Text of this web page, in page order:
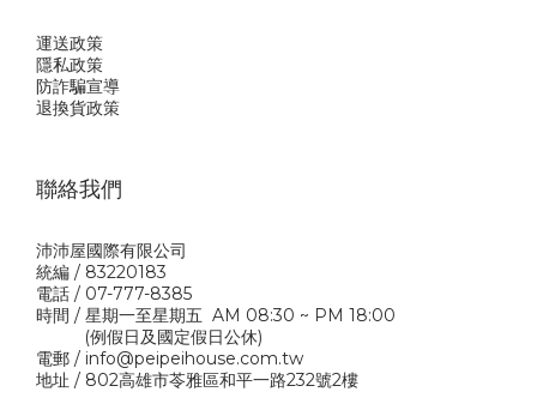
運送政策
隱私政策
防詐騙宣導
退換貨政策
聯絡我們
沛沛屋國際有限公司
統編 / 83220183
電話 / 07-777-8385
時間 / 星期一至星期五 AM 08:30 ~ PM 18:00
(例假日及國定假日公休)
電郵 / info@peipeihouse.com.tw
地址 / 802高雄市苓雅區和平一路232號2樓